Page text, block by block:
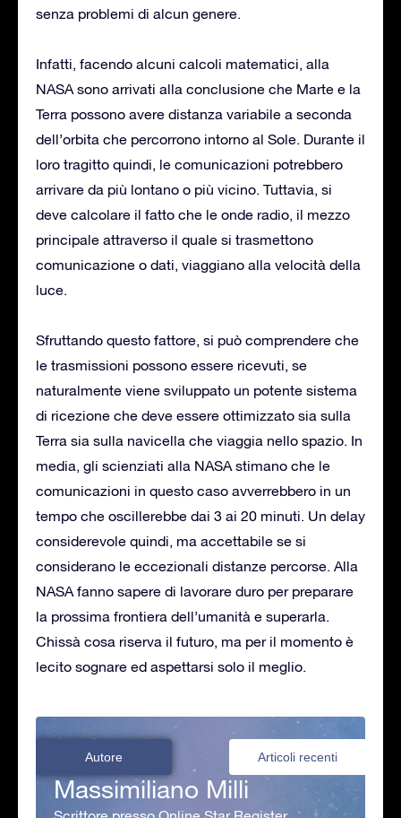
senza problemi di alcun genere.
Infatti, facendo alcuni calcoli matematici, alla
NASA sono arrivati alla conclusione che Marte e la
Terra possono avere distanza variabile a seconda
dell’orbita che percorrono intorno al Sole. Durante il
loro tragitto quindi, le comunicazioni potrebbero
arrivare da più lontano o più vicino. Tuttavia, si
deve calcolare il fatto che le onde radio, il mezzo
principale attraverso il quale si trasmettono
comunicazione o dati, viaggiano alla velocità della
luce.
Sfruttando questo fattore, si può comprendere che
le trasmissioni possono essere ricevuti, se
naturalmente viene sviluppato un potente sistema
di ricezione che deve essere ottimizzato sia sulla
Terra sia sulla navicella che viaggia nello spazio. In
media, gli scienziati alla NASA stimano che le
comunicazioni in questo caso avverrebbero in un
tempo che oscillerebbe dai 3 ai 20 minuti. Un delay
considerevole quindi, ma accettabile se si
considerano le eccezionali distanze percorse. Alla
NASA fanno sapere di lavorare duro per preparare
la prossima frontiera dell’umanità e superarla.
Chissà cosa riserva il futuro, ma per il momento è
lecito sognare ed aspettarsi solo il meglio.
Autore Articoli recenti
Massimiliano Milli